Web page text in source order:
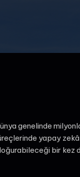
genelinde
yapay
bir kez